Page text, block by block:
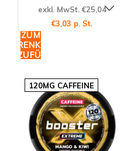
exkl. MwSt. €25,04
€3,03 p. St.
ZUM
WARENKORB
HINZUFÜGEN
120MG CAFFEINE